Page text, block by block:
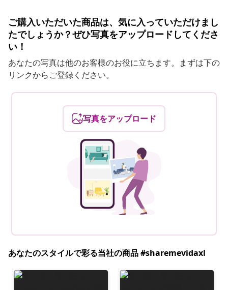
ご購入いただいた商品は、気に入っていただけまし
たでしょうか？ぜひ写真をアップロードしてくださ
い！
あなたの写真は他のお客様のお役に立ちます。まずは下の
リンクからご登録ください。
写真をアップロード
あなたのスタイルで彩る当社の商品 #sharemevidaxl